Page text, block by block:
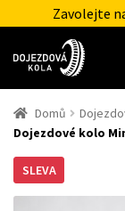
Zavolejte
Domů
Dojezdové kolo
SLEVA